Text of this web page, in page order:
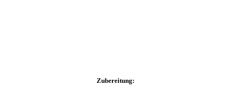
Zubereitung: